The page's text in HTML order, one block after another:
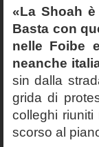
«La Shoah
Basta con
nelle Foibe
neanche
sin dalla
grida di
colleghi
scorso al